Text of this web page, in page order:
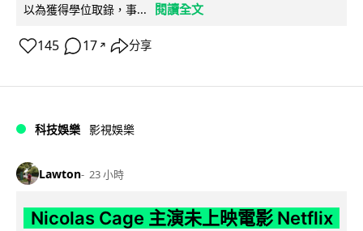
以為獲得學位取錄，事...
閱讀全文
145 17 ↗ 分享
科技娛樂 影視娛樂
Lawton 23 小時
Nicolas Cage 主演未上映電影 Netflix